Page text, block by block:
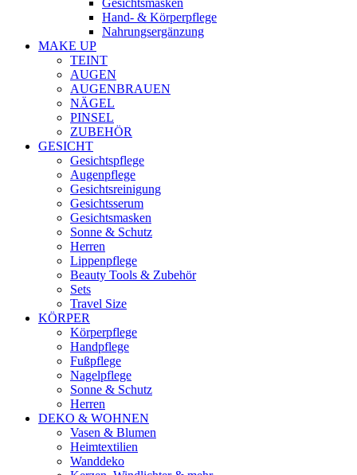
Gesichtsmasken
Hand- & Körperpflege
Nahrungsergänzung
MAKE UP
TEINT
AUGEN
AUGENBRAUEN
NÄGEL
PINSEL
ZUBEHÖR
GESICHT
Gesichtspflege
Augenpflege
Gesichtsreinigung
Gesichtsserum
Gesichtsmasken
Sonne & Schutz
Herren
Lippenpflege
Beauty Tools & Zubehör
Sets
Travel Size
KÖRPER
Körperpflege
Handpflege
Fußpflege
Nagelpflege
Sonne & Schutz
Herren
DEKO & WOHNEN
Vasen & Blumen
Heimtextilien
Wanddeko